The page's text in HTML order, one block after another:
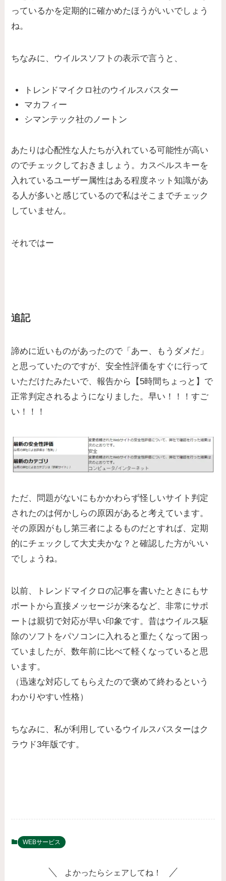
っているかを定期的に確かめたほうがいいでしょう
ね。
ちなみに、ウイルスソフトの表示で言うと、
トレンドマイクロ社のウイルスバスター
マカフィー
シマンテック社のノートン
あたりは心配性な人たちが入れている可能性が高い
のでチェックしておきましょう。カスペルスキーを
入れているユーザー属性はある程度ネット知識があ
る人が多いと感じているので私はそこまでチェック
していません。
それではー
追記
諦めに近いものがあったので「あー、もうダメだ」
と思っていたのですが、安全性評価をすぐに行って
いただけたみたいで、報告から【5時間ちょっと】で
正常判定 されるようになりました。早い！！！すご
い！！！
ただ、問題がないにもかかわらず怪しいサイト判定
されたのは何かしらの原因があると考えています。
その原因がもし第三者によるものだとすれば、定期
的にチェックして大丈夫かな？と確認した方がいい
でしょうね。
以前、トレンドマイクロの記事を書いたときにもサ
ポートから直接メッセージが来るなど、非常にサポ
ートは親切で対応が早い印象です。昔はウイルス駆
除のソフトをパソコンに入れると重たくなって困っ
ていましたが、数年前に比べて軽くなっていると思
います。
（迅速な対応してもらえたので褒めて終わるという
わかりやすい性格）
ちなみに、私が利用しているウイルスバスターはク
ラウド3年版です。
WEBサービス
よかったらシェアしてね！